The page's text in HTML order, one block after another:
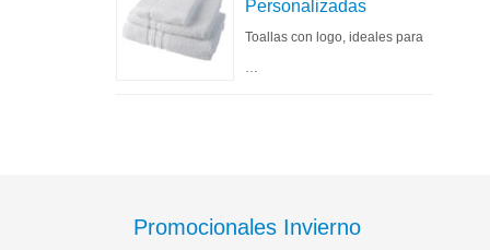
Personalizadas
Toallas con logo, ideales para
…
Promocionales Invierno